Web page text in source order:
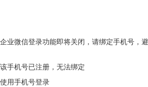
企业微信登录功能即将关闭，请绑定手机号，
该手机号已注册，无法绑定
使用手机号登录